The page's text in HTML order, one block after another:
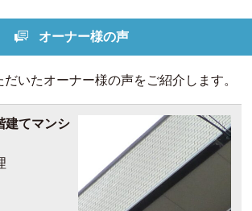
オーナー様の声
いたオーナー様の声をご紹介します。
建てマンシ